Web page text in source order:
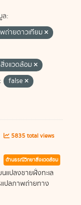
ล:
ถ่ายดาวเทียม
งแวดล้อม
false
5835 total views
ด้านธรณีวิทยาสิ่งแวดล้อม
แปลงชายฝั่งทะเล
ปลภาพถ่ายทาง